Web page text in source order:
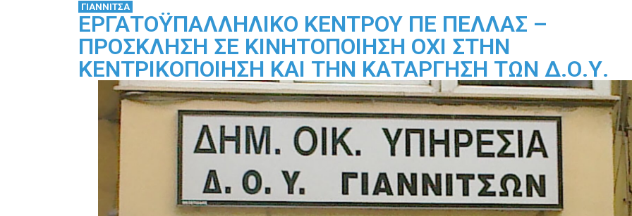
ΓΙΑΝΝΙΤΣΑ
ΕΡΓΑΤΟΫΠΑΛΛΗΛΙΚΟ ΚΕΝΤΡΟΥ ΠΕ ΠΕΛΛΑΣ –
ΠΡΟΣΚΛΗΣΗ ΣΕ ΚΙΝΗΤΟΠΟΙΗΣΗ ΟΧΙ ΣΤΗΝ
ΚΕΝΤΡΙΚΟΠΟΙΗΣΗ ΚΑΙ ΤΗΝ ΚΑΤΑΡΓΗΣΗ ΤΩΝ Δ.Ο.Υ.